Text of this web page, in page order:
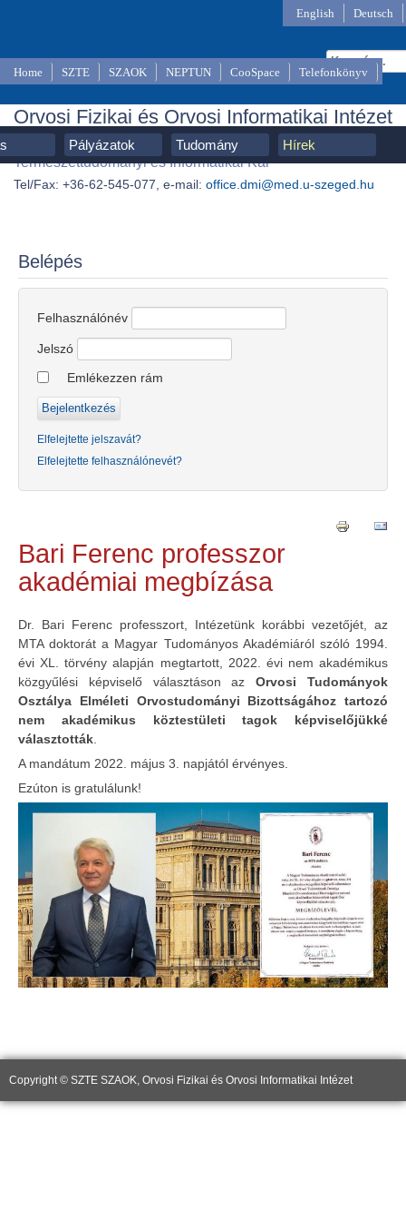
Home SZTE SZAOK NEPTUN CooSpace Telefonkönyv
Orvosi Fizikai és Orvosi Informatikai Intézet
SZTE, Szent-Györgyi Albert Orvostudományi Kar,
Természettudományi és Informatikai Kar
Tel/Fax: +36-62-545-077, e-mail: office.dmi@med.u-szeged.hu
English Deutsch
Pályázatok Tudomány Hírek
Belépés
Felhasználónév
Jelszó
Emlékezzen rám
Elfelejtette jelszavát?
Elfelejtette felhasználónevét?
Bari Ferenc professzor
akadémiai megbízása
Dr. Bari Ferenc professzort, Intézetünk korábbi vezetőjét, az
MTA doktorát a Magyar Tudományos Akadémiáról szóló 1994.
évi XL. törvény alapján megtartott, 2022. évi nem akadémikus
közgyűlési képviselő választáson az Orvosi Tudományok
Osztálya Elméleti Orvostudományi Bizottságához tartozó
nem akadémikus köztestületi tagok képviselőjükké
választották
A mandátum 2022. május 3. napjától érvényes.
Ezúton is gratulálunk!
Copyright © SZTE SZAOK, Orvosi Fizikai és Orvosi Informatikai Intézet